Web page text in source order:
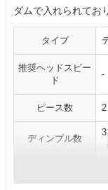
ダムで入れられてお
タイプ
推奨ヘッドスピー
ド
-
ピース数
ディンプル数